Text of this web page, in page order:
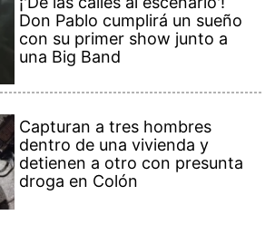
Don Pablo cumplirá un sueño
con su primer show junto a
una Big Band
Capturan a tres hombres
dentro de una vivienda y
detienen a otro con presunta
droga en Colón